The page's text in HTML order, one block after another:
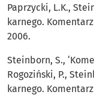
Paprzycki, L.K.,
karnego.
2006.
Steinborn, S.,
Rogoziński, P.,
karnego.